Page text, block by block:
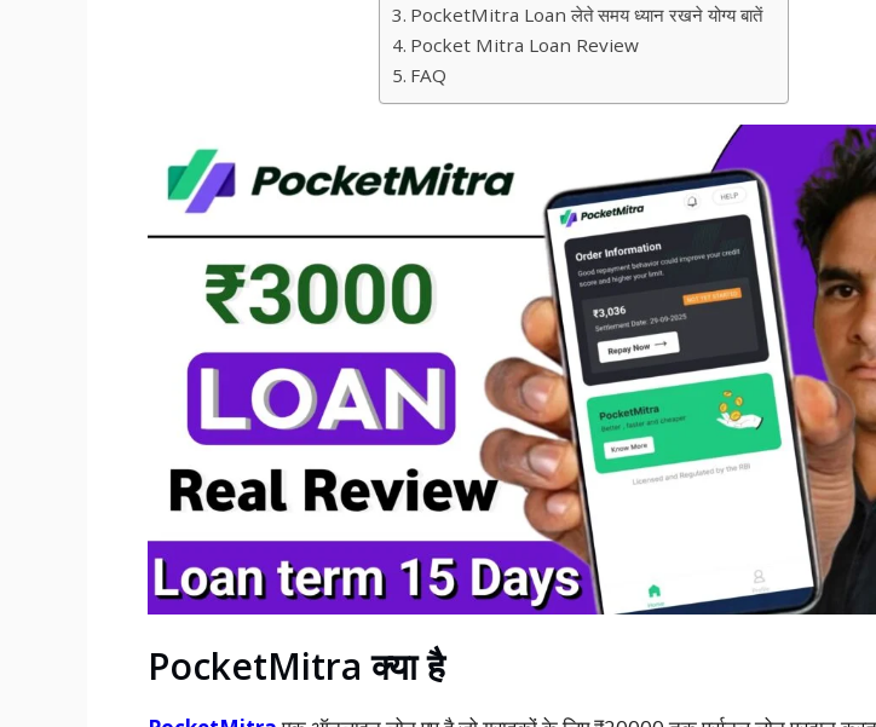
PocketMitra Loan लेते समय ध्यान रखने योग्य बातें
Pocket Mitra Loan Review
FAQ
PocketMitra क्या है